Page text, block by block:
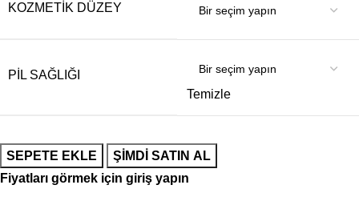
KOZMETIK DÜZEY
PIL SAĞLIĞI
Temizle
SEPETE EKLE
ŞIMDI SATIN AL
Fiyatları görmek için giriş yapın